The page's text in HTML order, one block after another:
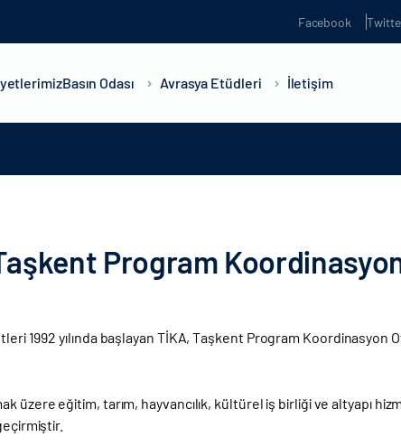
Facebook
Basın Odası Avrasya Etüdleri İletişim
Program
1992 yılında başlayan TİKA, Taşkent Program Koordinasyon
üzere eğitim, tarım, hayvancılık, kültürel iş birliği ve altyapı